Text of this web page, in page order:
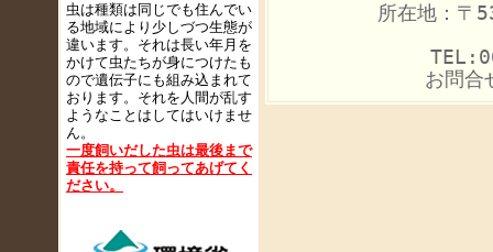
虫は種類は同じでも住んでい
る地域により少しづつ生態が
違います。それは長い年月を
かけて虫たちが身につけたも
ので遺伝子にも組み込まれて
おります。それを人間が乱す
ようなことはしてはいけませ
ん。
一度飼いだした虫は最後まで
責任を持って飼ってあげてく
ださい。
所在地：〒
お問合